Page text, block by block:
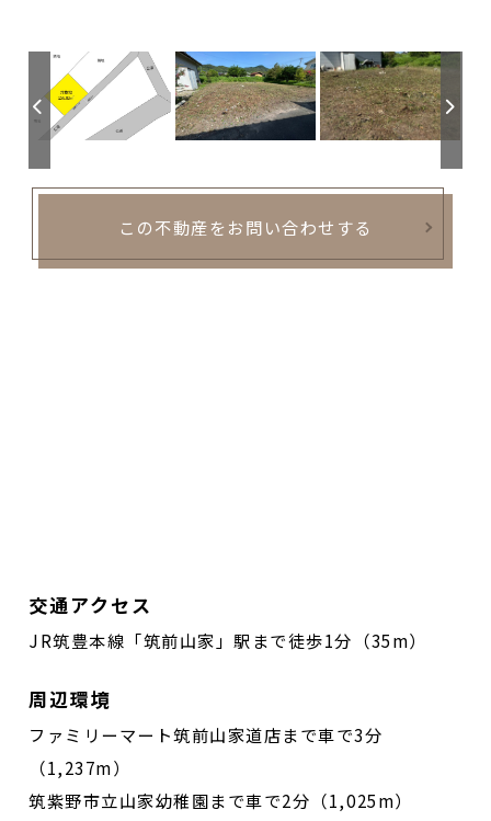
この不動産をお問い合わせする
交通アクセス
JR筑豊本線「筑前山家」駅まで徒歩1分（35m）
周辺環境
ファミリーマート筑前山家道店まで車で3分
（1,237m）
筑紫野市立山家幼稚園まで車で2分（1,025m）